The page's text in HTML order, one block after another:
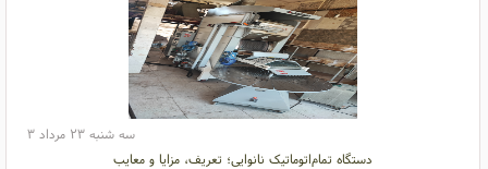
دستگاه تمام‌اتوماتیک نانوایی؛ تعریف، مزایا و معایب
سه شنبه ۲۳ مرداد ۳